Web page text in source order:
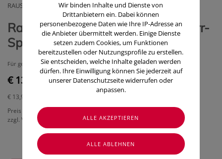
RAUSCH AUSTRIA GMBH
Rausch Schweizer Kräuter Entwirr-
Spray (100 ml)
Für gesundes Haar und natürlichen Glanz.
€ 13,90
€ 13,90
Preis inkl. MwSt.
zzgl. Versandkosten
Wir binden Inhalte und Dienste von
Drittanbietern ein. Dabei können
personenbezogene Daten wie Ihre IP-Adresse an
die Anbieter übermittelt werden. Einige Dienste
setzen zudem Cookies, um Funktionen
bereitzustellen oder Nutzungsprofile zu erstellen.
Sie entscheiden, welche Inhalte geladen werden
dürfen. Ihre Einwilligung können Sie jederzeit auf
unserer Datenschutzseite widerrufen oder
anpassen.